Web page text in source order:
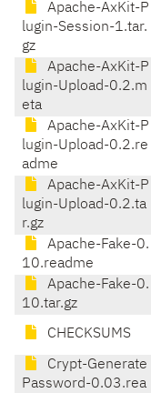
Apache-AxKit-P
lugin-Session-1.tar.
gz
Apache-AxKit-P
lugin-Upload-0.2.m
eta
Apache-AxKit-P
lugin-Upload-0.2.re
adme
Apache-AxKit-P
lugin-Upload-0.2.ta
r.gz
Apache-Fake-0.
10.readme
Apache-Fake-0.
10.tar.gz
CHECKSUMS
Crypt-Generate
Password-0.03.rea